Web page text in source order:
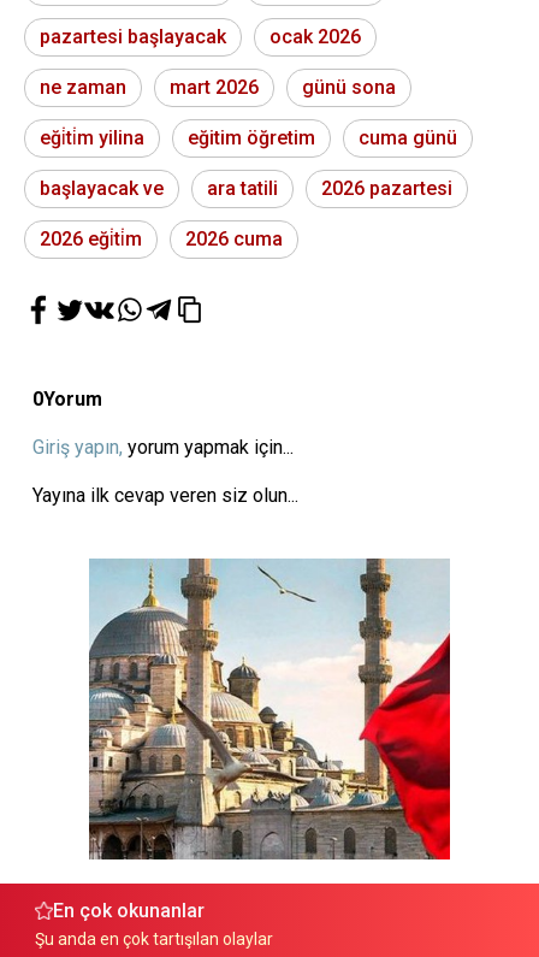
pazartesi başlayacak ocak 2026
ne zaman mart 2026 günü sona
eği̇ti̇m yilina eğitim öğretim cuma günü
başlayacak ve ara tatili 2026 pazartesi
2026 eği̇ti̇m 2026 cuma
0Yorum
Giriş yapın, yorum yapmak için...
Yayına ilk cevap veren siz olun...
En çok okunanlar
Şu anda en çok tartışılan olaylar